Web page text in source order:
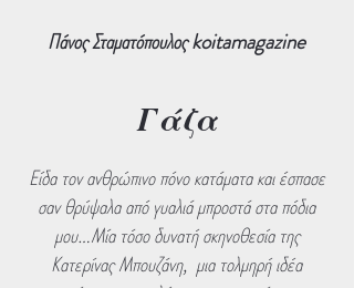
Πάνος Σταματόπουλος koitamagazine
Γάζα
Είδα τον ανθρώπινο πόνο κατάματα και έσπασε
σαν θρύψαλα από γυαλιά μπροστά στα πόδια
μου…Μία τόσο δυνατή σκηνοθεσία της
Κατερίνας Μπουζάνη, μια τολμηρή ιδέα